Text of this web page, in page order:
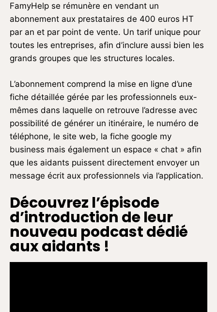
FamyHelp se rémunère en vendant un
abonnement aux prestataires de 400 euros HT
par an et par point de vente. Un tarif unique pour
toutes les entreprises, afin d’inclure aussi bien les
grands groupes que les structures locales.
L’abonnement comprend la mise en ligne d’une
fiche détaillée gérée par les professionnels eux-
mêmes dans laquelle on retrouve l’adresse avec
possibilité de générer un itinéraire, le numéro de
téléphone, le site web, la fiche google my
business mais également un espace « chat » afin
que les aidants puissent directement envoyer un
message écrit aux professionnels via l’application.
Découvrez l’épisode
d’introduction de leur
nouveau podcast dédié
aux aidants !